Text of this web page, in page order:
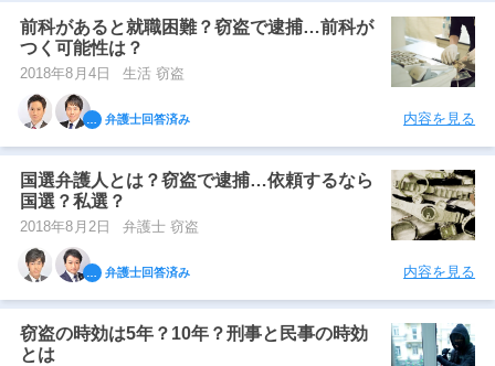
前科があると就職困難？窃盗で逮捕…前科が
つく可能性は？
2018年8月4日 生活 窃盗
弁護士回答済み 内容を見る
国選弁護人とは？窃盗で逮捕…依頼するなら
国選？私選？
2018年8月2日 弁護士 窃盗
弁護士回答済み 内容を見る
窃盗の時効は5年？10年？刑事と民事の時効
とは